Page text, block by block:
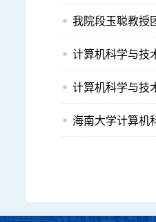
我院段玉聪教授
计算机科学与技
计算机科学与技
海南大学计算机